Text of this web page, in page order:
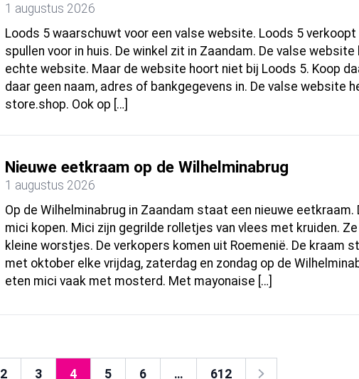
1 augustus 2026
Loods 5 waarschuwt voor een valse website. Loods 5 verkoopt
spullen voor in huis. De winkel zit in Zaandam. De valse website
echte website. Maar de website hoort niet bij Loods 5. Koop
daar geen naam, adres of bankgegevens in. De valse website
store.shop. Ook op […]
Nieuwe eetkraam op de Wilhelminabrug
1 augustus 2026
Op de Wilhelminabrug in Zaandam staat een nieuwe eetkraam.
mici kopen. Mici zijn gegrilde rolletjes van vlees met kruiden.
kleine worstjes. De verkopers komen uit Roemenië. De kraam
met oktober elke vrijdag, zaterdag en zondag op de
eten mici vaak met mosterd. Met mayonaise […]
2 3 4 5 6 … 612